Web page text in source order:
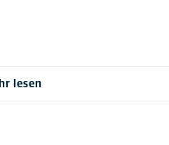
lesen